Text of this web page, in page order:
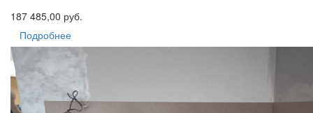
187 485,00 руб.
Подробнее